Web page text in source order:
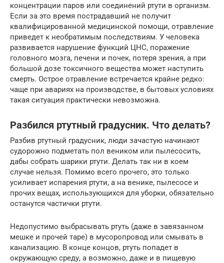
концентрации паров или соединений ртути в организм.
Если за это время пострадавший не получит
квалифицированной медицинской помощи, отравление
приведет к необратимым последствиям. У человека
развивается нарушение функций ЦНС, поражение
головного мозга, печени и почек, потеря зрения, а при
большой дозе токсичного вещества может наступить
смерть. Острое отравление встречается крайне редко:
чаще при авариях на производстве, в бытовых условиях
такая ситуация практически невозможна.
Разбился ртутный градусник. Что делать?
Разбив ртутный градусник, люди зачастую начинают
судорожно подметать пол веником или пылесосить,
дабы собрать шарики ртути. Делать так ни в коем
случае нельзя. Помимо всего прочего, это только
усиливает испарения ртути, а на венике, пылесосе и
прочих вещах, использующихся для уборки, обязательно
останутся частички ртути.
Недопустимо выбрасывать ртуть (даже в завязанном
мешке и прочей таре) в мусоропровод или смывать в
канализацию. В конце концов, ртуть попадет в
окружающую среду, а возможно, даже и в пищевую